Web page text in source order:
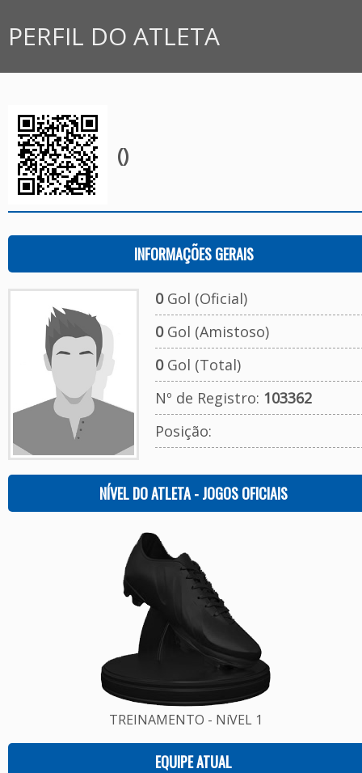
PERFIL DO ATLETA
()
INFORMAÇÕES GERAIS
0Gol (Oficial)
0Gol (Amistoso)
0Gol (Total)
Nº de Registro: 103362
Posição:
NÍVEL DO ATLETA - JOGOS OFICIAIS
TREINAMENTO - NíVEL 1
EQUIPE ATUAL